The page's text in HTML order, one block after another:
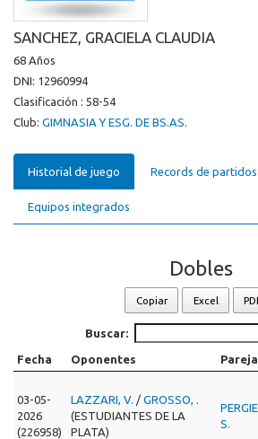
SANCHEZ, GRACIELA CLAUDIA
68 Años
DNI: 12960994
Clasificación : 58-54
Club: GIMNASIA Y ESG. DE BS.AS.
Historial de juego Records de partidos
Equipos integrados
Dobles
Copiar Excel
Buscar:
Fecha Oponentes Pareja
03-05-
2026
(226958)
LAZZARI, V. / GROSSO, .
(ESTUDIANTES DE LA
PLATA)
S.